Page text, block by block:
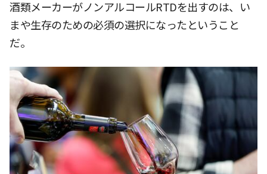
酒類メーカーがノンアルコールRTDを出すのは、い
まや生存のための必須の選択になったということ
だ。